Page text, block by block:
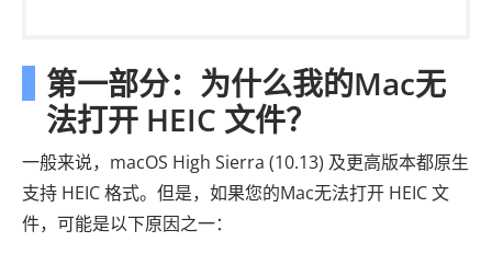
第一部分：为什么我的Mac无
法打开 HEIC 文件？
一般来说，macOS High Sierra (10.13) 及更高版本都原生
支持 HEIC 格式。但是，如果您的Mac无法打开 HEIC 文
件，可能是以下原因之一：